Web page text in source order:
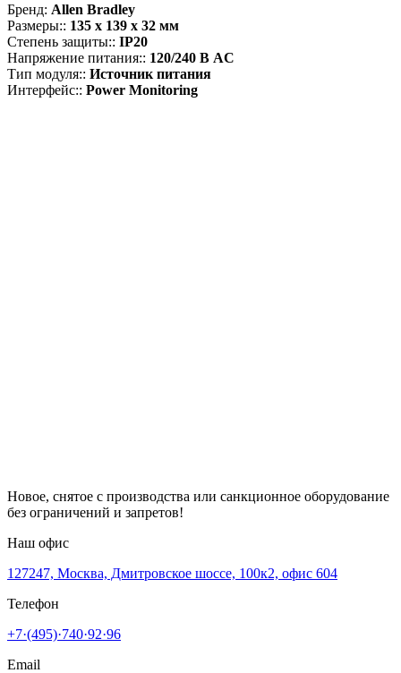
Бренд: Allen Bradley
Размеры:: 135 x 139 x 32 мм
Степень защиты:: IP20
Напряжение питания:: 120/240 В AC
Тип модуля:: Источник питания
Интерфейс:: Power Monitoring
Новое, снятое с производства или санкционное оборудование
без ограничений и запретов!
Наш офис
127247, Москва, Дмитровское шоссе, 100к2, офис 604
Телефон
+7·(495)·740·92·96
Email